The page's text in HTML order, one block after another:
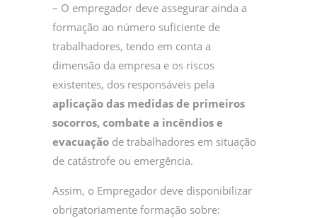
– O empregador deve assegurar ainda a
formação ao número suficiente de
trabalhadores, tendo em conta a
dimensão da empresa e os riscos
existentes, dos responsáveis pela
aplicação das medidas de primeiros
socorros, combate a incêndios e
evacuação de trabalhadores em situação
de catástrofe ou emergência.
Assim, o Empregador deve disponibilizar
obrigatoriamente formação sobre: